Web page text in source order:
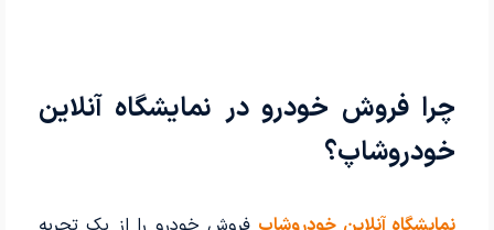
چرا فروش خودرو در نمایشگاه آنلاین
خودروشاپ؟